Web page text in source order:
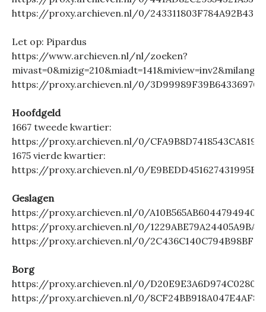
https://proxy.archieven.nl/0/
Let op: Pipardus
https://www.archieven.nl/nl/zoeken?
https://proxy.archieven.nl/0/
Hoofdgeld
1667 tweede kwartier:
https://proxy.archieven.nl/0/
1675 vierde kwartier:
https://proxy.archieven.nl/0/
Geslagen
https://proxy.archieven.nl/0/
https://proxy.archieven.nl/0/
https://proxy.archieven.nl/0/
Borg
https://proxy.archieven.nl/0/
https://proxy.archieven.nl/0/